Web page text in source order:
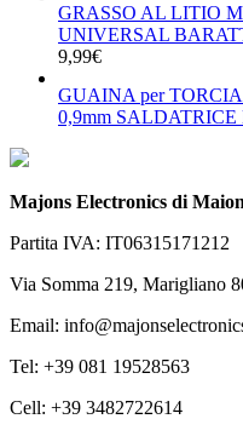
GRASSO AL LITIO
UNIVERSAL
9,99€
GUAINA per
0,9mm SALDATRICE
Majons Electronics di
Partita IVA: IT06315171212
Via Somma 219, Marigliano
Email:
Tel: +39 081 19528563
Cell: +39 3482722614